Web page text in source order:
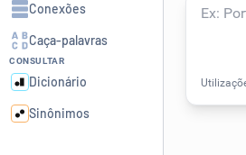
Detector de IA
Humanizador de IA
Conexões
Caça-palavras
CONSULTAR
Dicionário
Sinônimos